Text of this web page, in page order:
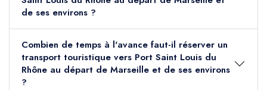
de ses environs ?
Combien de temps à l'avance faut-il réserver un
transport touristique vers Port Saint Louis du
Rhône au départ de Marseille et de ses environs
?